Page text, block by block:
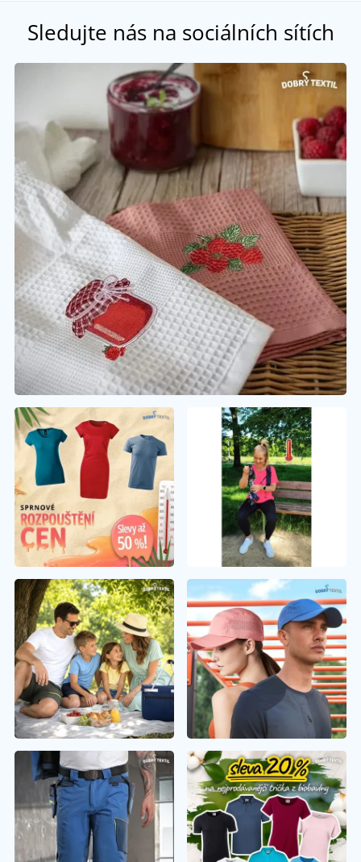
Sledujte nás na sociálních sítích